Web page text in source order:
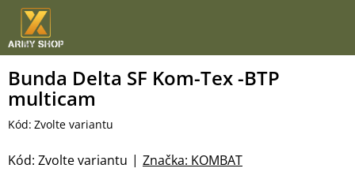
Přejít
obsah
Bunda Delta SF Kom-Tex -BTP
multicam
Kód: Zvolte variantu
Značka: KOMBAT
Kód: Zvolte variantu